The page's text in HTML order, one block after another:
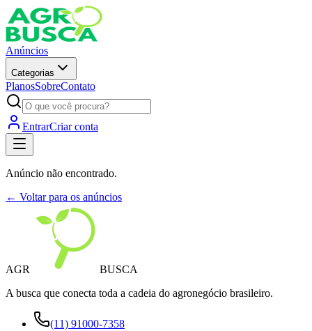
Anúncios
Categorias
PlanosSobreContato
EntrarCriar conta
Anúncio não encontrado.
← Voltar para os anúncios
AGR
BUSCA
A busca que conecta toda a cadeia do agronegócio brasileiro.
(11) 91000-7358